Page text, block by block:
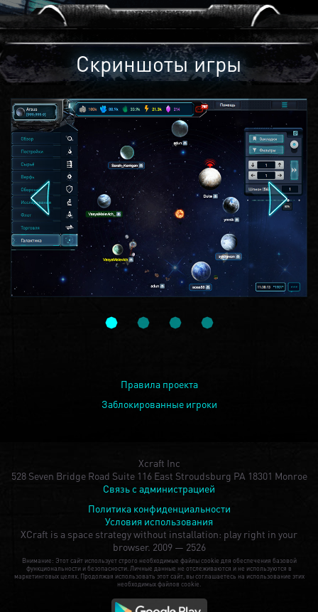
Скриншоты игры
Правила проекта
Заблокированные игроки
Xcraft Inc
528 Seven Bridge Road Suite 116 East Stroudsburg PA 18301 Monroe
Связь с администрацией
Политика конфиденциальности
Условия использования
XCraft is a space strategy without installation: play right in your
browser. 2009 — 2526
Внимание: Этот сайт использует строго необходимые файлы cookie для обеспечения базовой
функциональности и безопасности. Личные данные не отслеживаются и не используются в
маркетинговых целях. Продолжая использовать этот сайт, вы соглашаетесь на использование этих
необходимых файлов cookie.